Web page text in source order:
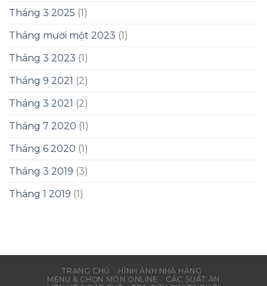
Tháng 3 2025 (1)
Tháng mười một 2023 (1)
Tháng 3 2023 (1)
Tháng 9 2021 (2)
Tháng 3 2021 (2)
Tháng 7 2020 (1)
Tháng 6 2020 (1)
Tháng 3 2019 (3)
Tháng 1 2019 (1)
TRANG CHỦ
HÌNH ẢNH NHÀ HÀNG
MENU & CHỌN MÓN ONLINE
CÁC SUẤT ĂN